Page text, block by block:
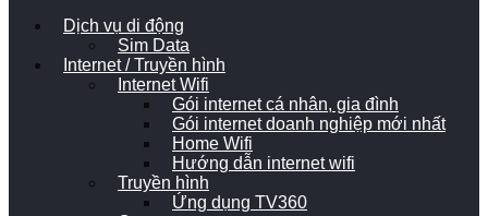
Dịch vụ di động
Sim Data
Internet / Truyền hình
Internet Wifi
Gói internet cá nhân, gia đình
Gói internet doanh nghiệp mới nhất
Home Wifi
Hướng dẫn internet wifi
Truyền hình
Ứng dụng TV360